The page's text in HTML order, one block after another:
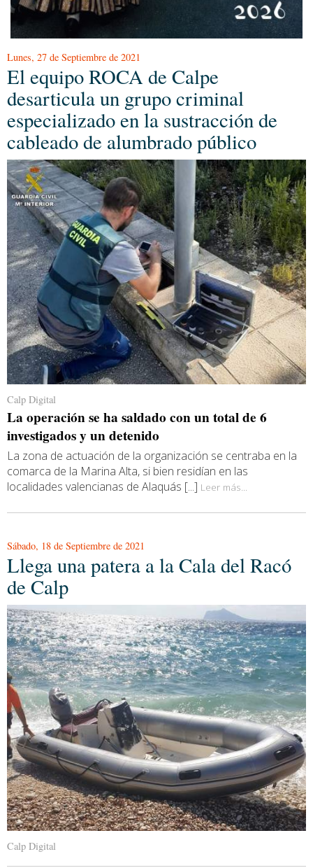
Lunes, 27 de Septiembre de 2021
El equipo ROCA de Calpe
desarticula un grupo criminal
especializado en la sustracción de
cableado de alumbrado público
Calp Digital
La operación se ha saldado con un total de 6
investigados y un detenido
La zona de actuación de la organización se centraba en la
comarca de la Marina Alta, si bien residían en las
localidades valencianas de Alaquás [...] Leer más...
Sábado, 18 de Septiembre de 2021
Llega una patera a la Cala del Racó
de Calp
Calp Digital